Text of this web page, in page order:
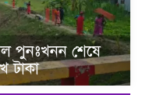
পুনঃখনন শেষে
টাকা